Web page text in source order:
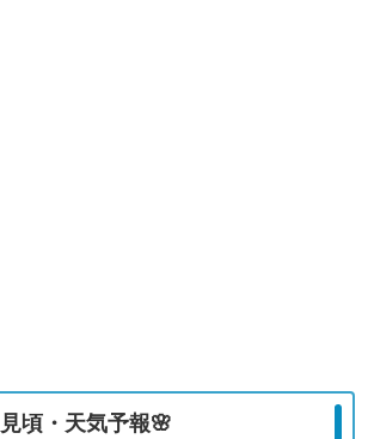
頃・天気予報🌸